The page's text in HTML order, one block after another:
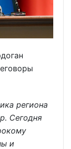
региона
Сегодня
и